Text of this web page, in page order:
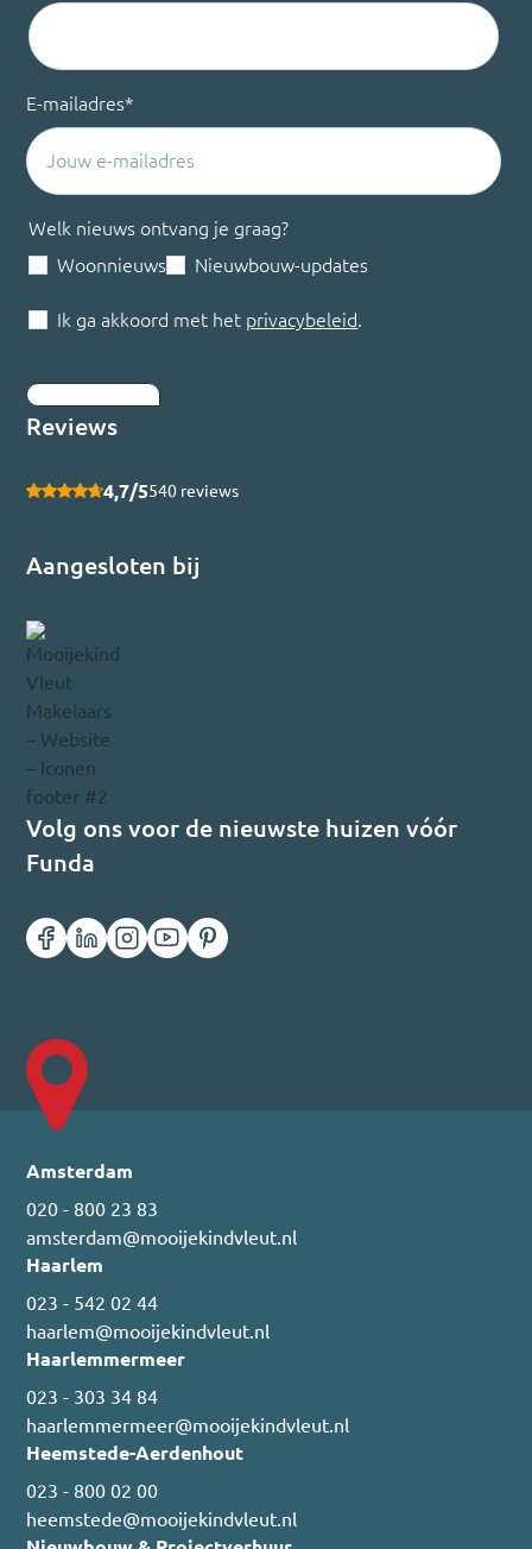
E-mailadres*
Welk nieuws ontvang je graag?
Woonnieuws
Nieuwbouw-updates
Ik ga akkoord met het privacybeleid.
Reviews
4,7/5540 reviews
Aangesloten bij
Volg ons voor de nieuwste huizen vóór
Funda
Amsterdam
020 - 800 23 83
amsterdam@mooijekindvleut.nl
Haarlem
023 - 542 02 44
haarlem@mooijekindvleut.nl
Haarlemmermeer
023 - 303 34 84
haarlemmermeer@mooijekindvleut.nl
Heemstede-Aerdenhout
023 - 800 02 00
heemstede@mooijekindvleut.nl